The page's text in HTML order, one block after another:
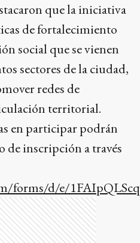
que la iniciativa
de fortalecimiento
social que se vienen
sectores de la ciudad,
redes de
territorial.
en participar podrán
inscripción a través
forms/d/e/